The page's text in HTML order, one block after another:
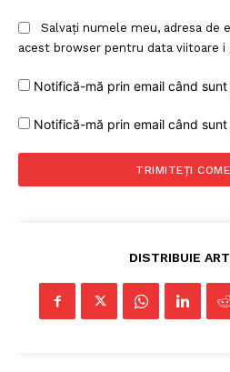
Salvați numele meu, adresa de
acest browser pentru data viitoare i
Notifică-mă prin email când
Notifică-mă prin email când
DISTRIBUIE